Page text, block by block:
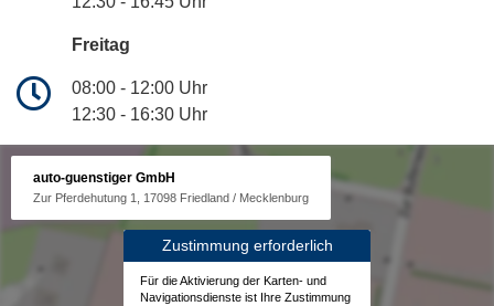
Freitag
08:00 - 12:00 Uhr
12:30 - 16:30 Uhr
auto-guenstiger GmbH
Zur Pferdehutung 1, 17098 Friedland / Mecklenburg
Zustimmung erforderlich
Für die Aktivierung der Karten- und
Navigationsdienste ist Ihre Zustimmung